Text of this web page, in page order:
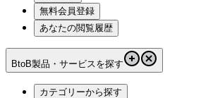
無料会員登録
あなたの閲覧履歴
BtoB製品・サービスを探す
カテゴリーから探す